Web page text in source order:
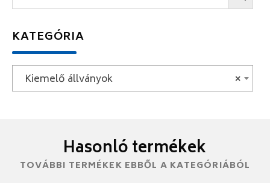
KATEGÓRIA
×
Kiemelő állványok
Hasonló termékek
TOVÁBBI TERMÉKEK EBBŐL A KATEGÓRIÁBÓL